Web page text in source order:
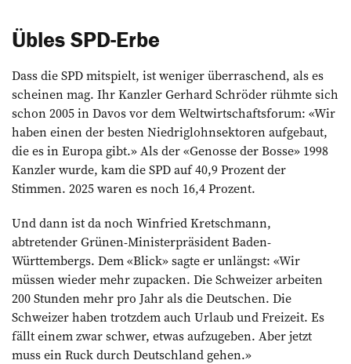
Übles SPD-Erbe
Dass die SPD mitspielt, ist weniger überraschend, als es
scheinen mag. Ihr Kanzler Gerhard Schröder rühmte sich
schon 2005 in Davos vor dem Weltwirtschaftsforum: «Wir
haben einen der besten Niedriglohnsektoren aufgebaut,
die es in Europa gibt.» Als der «Genosse der Bosse» 1998
Kanzler wurde, kam die SPD auf 40,9 Prozent der
Stimmen. 2025 waren es noch 16,4 Prozent.
Und dann ist da noch Winfried Kretschmann,
abtretender Grünen-Ministerpräsident Baden-
Württembergs. Dem «Blick» sagte er unlängst: «Wir
müssen wieder mehr zupacken. Die Schweizer arbeiten
200 Stunden mehr pro Jahr als die Deutschen. Die
Schweizer haben trotzdem auch Urlaub und Freizeit. Es
fällt einem zwar schwer, etwas aufzugeben. Aber jetzt
muss ein Ruck durch Deutschland gehen.»